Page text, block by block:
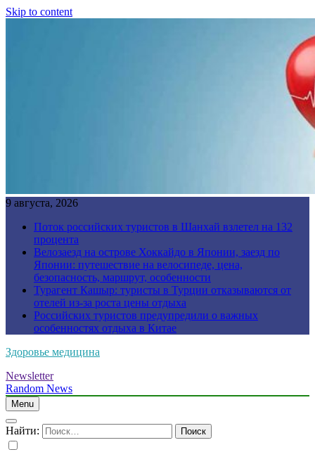
Skip to content
9 августа, 2026
Поток российских туристов в Шанхай взлетел на 132
процента
Велозаезд на острове Хоккайдо в Японии, заезд по
Японии: путешествие на велосипеде, цена,
безопасность, маршрут, особенности
Турагент Кашыр: туристы в Турции отказываются от
отелей из-за роста цены отдыха
Российских туристов предупредили о важных
особенностях отдыха в Китае
Здоровье медицина
Newsletter
Random News
Menu
Найти: